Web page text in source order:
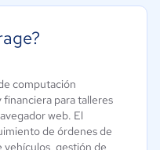
computación
para talleres
web. El
de órdenes de
vehículos, gestión de